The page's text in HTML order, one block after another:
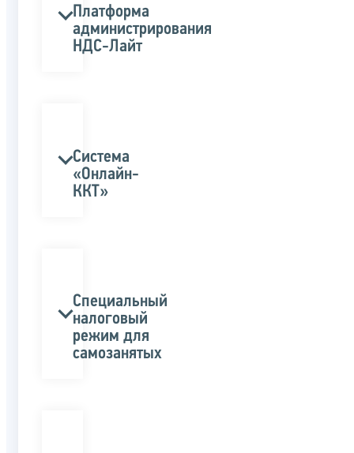
Платформа
администрирования
НДС-Лайт
Система
«Онлайн-
ККТ»
Специальный
налоговый
режим для
самозанятых